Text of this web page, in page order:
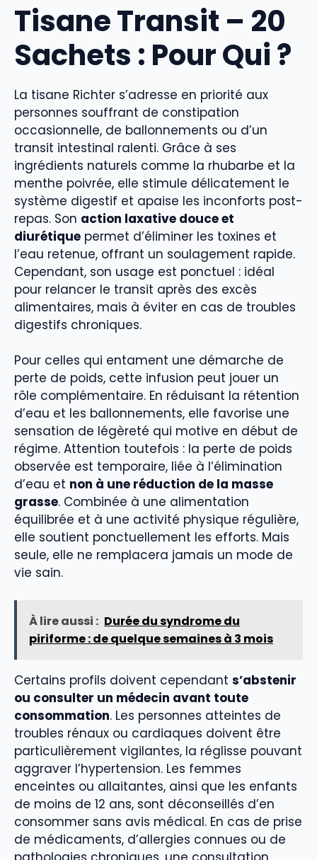
Tisane Transit – 20
Sachets : Pour Qui ?
La tisane Richter s’adresse en priorité aux
personnes souffrant de constipation
occasionnelle, de ballonnements ou d’un
transit intestinal ralenti. Grâce à ses
ingrédients naturels comme la rhubarbe et la
menthe poivrée, elle stimule délicatement le
système digestif et apaise les inconforts post-
repas. Son action laxative douce et
diurétique permet d’éliminer les toxines et
l’eau retenue, offrant un soulagement rapide.
Cependant, son usage est ponctuel : idéal
pour relancer le transit après des excès
alimentaires, mais à éviter en cas de troubles
digestifs chroniques.
Pour celles qui entament une démarche de
perte de poids, cette infusion peut jouer un
rôle complémentaire. En réduisant la rétention
d’eau et les ballonnements, elle favorise une
sensation de légèreté qui motive en début de
régime. Attention toutefois : la perte de poids
observée est temporaire, liée à l’élimination
d’eau et non à une réduction de la masse
grasse. Combinée à une alimentation
équilibrée et à une activité physique régulière,
elle soutient ponctuellement les efforts. Mais
seule, elle ne remplacera jamais un mode de
vie sain.
À lire aussi : Durée du syndrome du
piriforme : de quelque semaines à 3 mois
Certains profils doivent cependant s’abstenir
ou consulter un médecin avant toute
consommation. Les personnes atteintes de
troubles rénaux ou cardiaques doivent être
particulièrement vigilantes, la réglisse pouvant
aggraver l’hypertension. Les femmes
enceintes ou allaitantes, ainsi que les enfants
de moins de 12 ans, sont déconseillés d’en
consommer sans avis médical. En cas de prise
de médicaments, d’allergies connues ou de